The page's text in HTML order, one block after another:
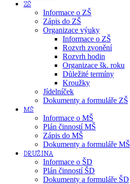
ZŠ
Informace o ZŠ
Zápis do ZŠ
Organizace výuky
Informace o ZŠ
Rozvrh zvonění
Rozvrh hodin
Organizace šk. roku
Důležité termíny
Kroužky
Jídelníček
Dokumenty a formuláře ZŠ
MŠ
Informace o MŠ
Plán činností MŠ
Zápis do MŠ
Dokumenty a formuláře MŠ
DRUŽINA
Informace o ŠD
Plán činností ŠD
Dokumenty a formuláře ŠD